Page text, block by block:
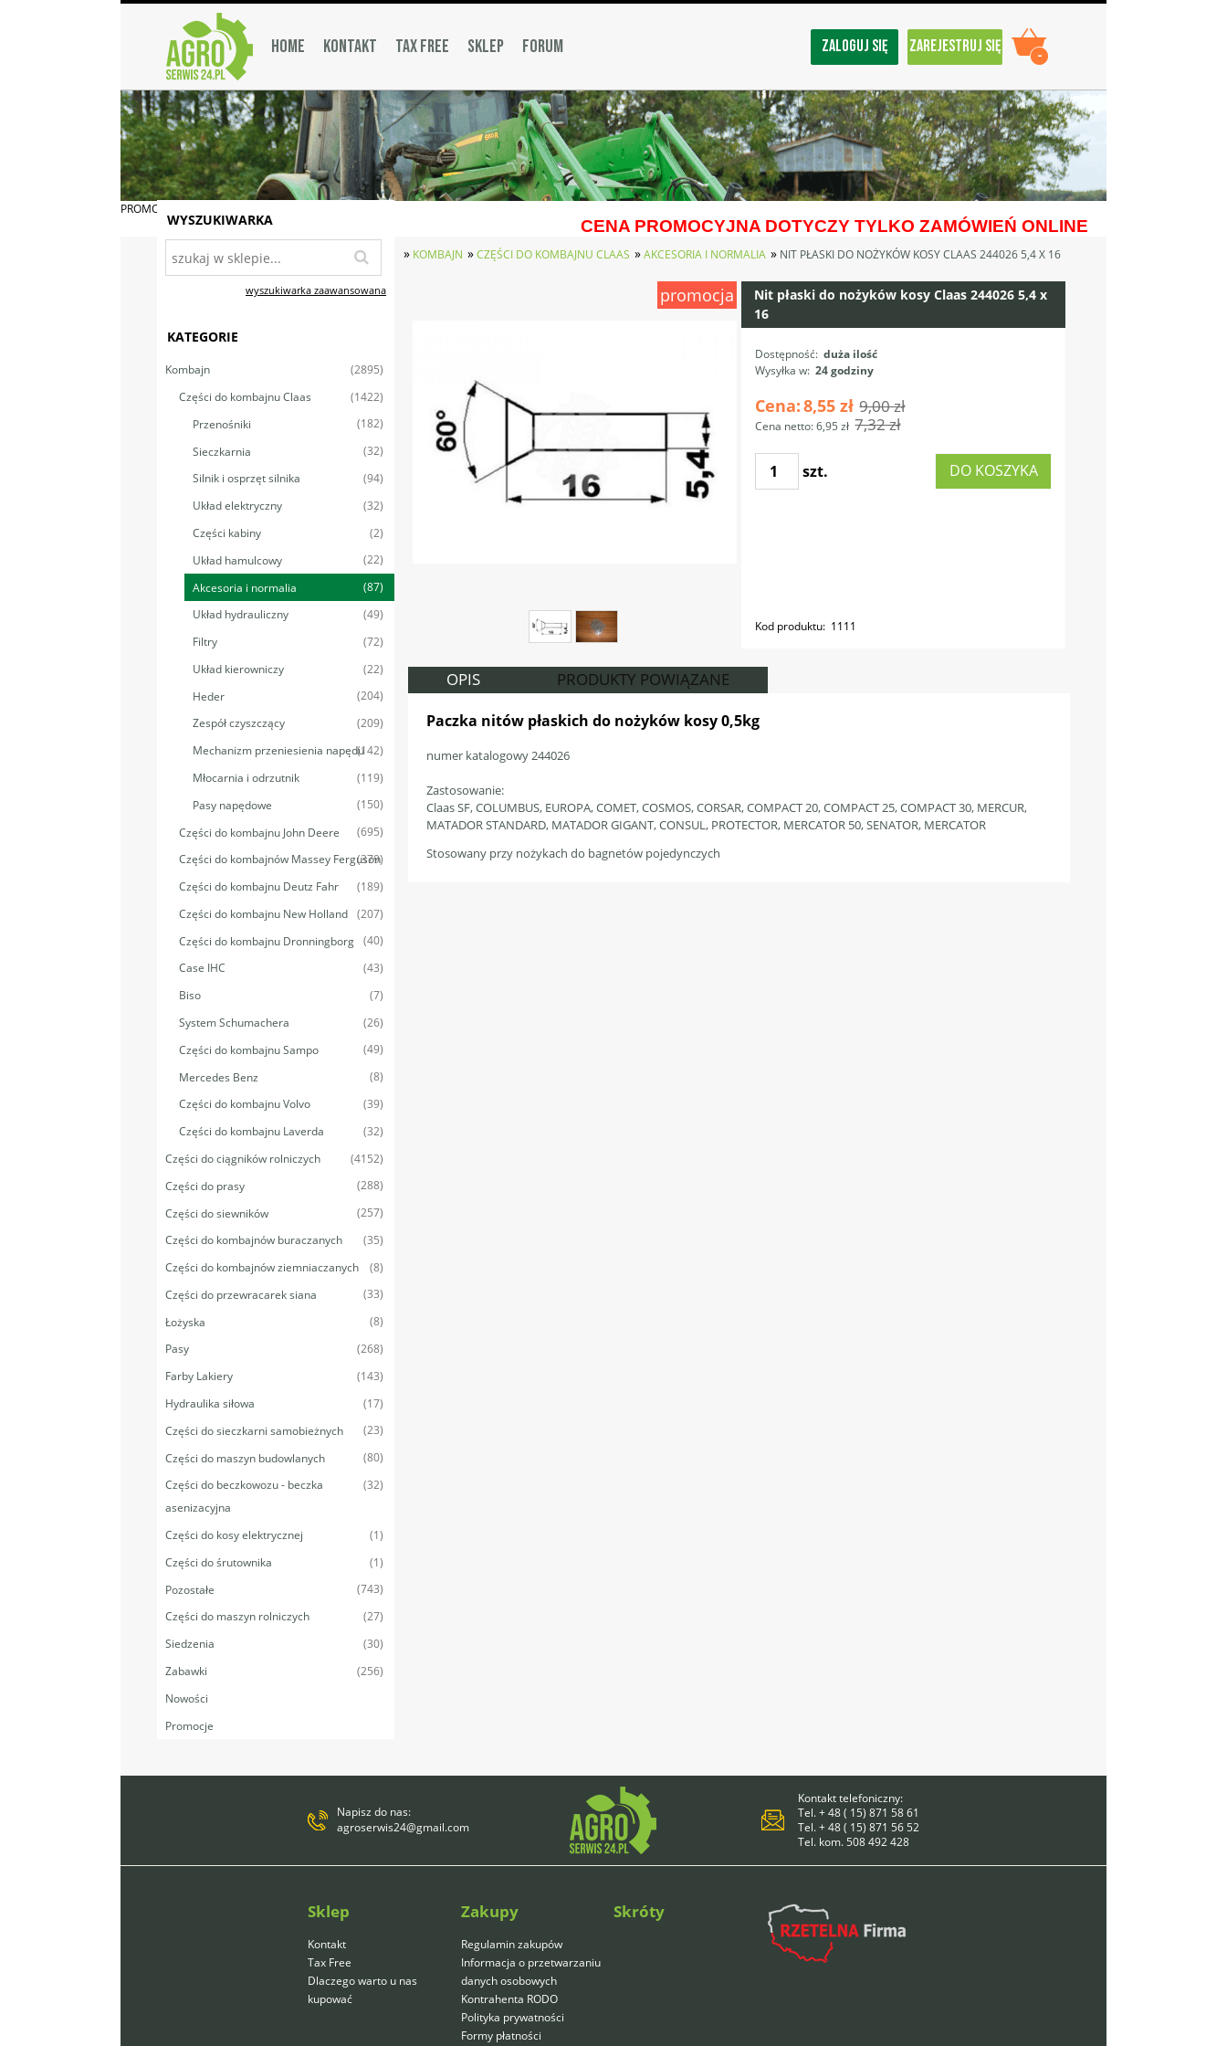
HOME KONTAKT TAX FREE SKLEP FORUM ZALOGUJ SIĘ ZAREJESTRUJ SIĘ
-
PROMOCJA
CENA PROMOCYJNA DOTYCZY TYLKO ZAMÓWIEŃ ONLINE
WYSZUKIWARKA
wyszukiwarka zaawansowana
KATEGORIE
Kombajn
(2895)
Części do kombajnu Claas
(1422)
Przenośniki
(182)
Sieczkarnia
(32)
Silnik i osprzęt silnika
(94)
Układ elektryczny
(32)
Części kabiny
(2)
Układ hamulcowy
(22)
Akcesoria i normalia
(87)
Układ hydrauliczny
(49)
Filtry
(72)
Układ kierowniczy
(22)
Heder
(204)
Zespół czyszczący
(209)
Mechanizm przeniesienia napędu(142)
Młocarnia i odrzutnik
(119)
Pasy napędowe
(150)
Części do kombajnu John Deere
(695)
Części do kombajnów Massey Ferguson
(379)
Części do kombajnu Deutz Fahr
(189)
Części do kombajnu New Holland (207)
Części do kombajnu Dronningborg (40)
Case IHC
(43)
Biso
(7)
System Schumachera
(26)
Części do kombajnu Sampo
(49)
Mercedes Benz
(8)
Części do kombajnu Volvo
(39)
Części do kombajnu Laverda
(32)
Części do ciągników rolniczych
(4152)
Części do prasy
(288)
Części do siewników
(257)
Części do kombajnów buraczanych
(35)
Części do kombajnów ziemniaczanych
(8)
Części do przewracarek siana
(33)
Łożyska
(8)
Pasy
(268)
Farby Lakiery
(143)
Hydraulika siłowa
(17)
Części do sieczkarni samobieżnych
(23)
Części do maszyn budowlanych
(80)
Części do beczkowozu - beczka
asenizacyjna
(32)
Części do kosy elektrycznej
(1)
Części do śrutownika
(1)
Pozostałe
(743)
Części do maszyn rolniczych
(27)
Siedzenia
(30)
Zabawki
(256)
Nowości
Promocje
» KOMBAJN »CZĘŚCI DO KOMBAJNU CLAAS »AKCESORIA I NORMALIA » NIT PŁASKI DO NOŻYKÓW KOSY CLAAS 244026 5,4 X 16
promocja
Nit płaski do nożyków kosy Claas 244026 5,4 x
16
Dostępność: duża ilość
Wysyłka w: 24 godziny
Cena:8,55 zł 9,00 zł
Cena netto:6,95 zł 7,32 zł
szt. DO KOSZYKA
Kod produktu: 1111
OPIS PRODUKTY POWIĄZANE
Paczka nitów płaskich do nożyków kosy 0,5kg
numer katalogowy 244026
Zastosowanie:
Claas SF, COLUMBUS, EUROPA, COMET, COSMOS, CORSAR, COMPACT 20, COMPACT 25, COMPACT 30, MERCUR,
MATADOR STANDARD, MATADOR GIGANT, CONSUL, PROTECTOR, MERCATOR 50, SENATOR, MERCATOR
Stosowany przy nożykach do bagnetów pojedynczych
Napisz do nas:
agroserwis24@gmail.com
Kontakt telefoniczny:
Tel. + 48 ( 15) 871 58 61
Tel. + 48 ( 15) 871 56 52
Tel. kom. 508 492 428
Sklep
Kontakt
Tax Free
Dlaczego warto u nas
kupować
Zakupy
Regulamin zakupów
Informacja o przetwarzaniu
danych osobowych
Kontrahenta RODO
Polityka prywatności
Formy płatności
Skróty